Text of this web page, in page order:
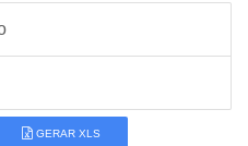
GERAR XLS